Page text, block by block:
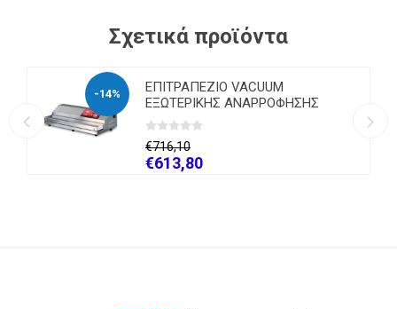
Σχετικά προϊόντα
-14%
ΕΠΙΤΡΑΠΕΖΙΟ VACUUM
ΕΞΩΤΕΡΙΚΗΣ ΑΝΑΡΡΟΦΗΣΗΣ
EUROBIG
€716,10
€613,80